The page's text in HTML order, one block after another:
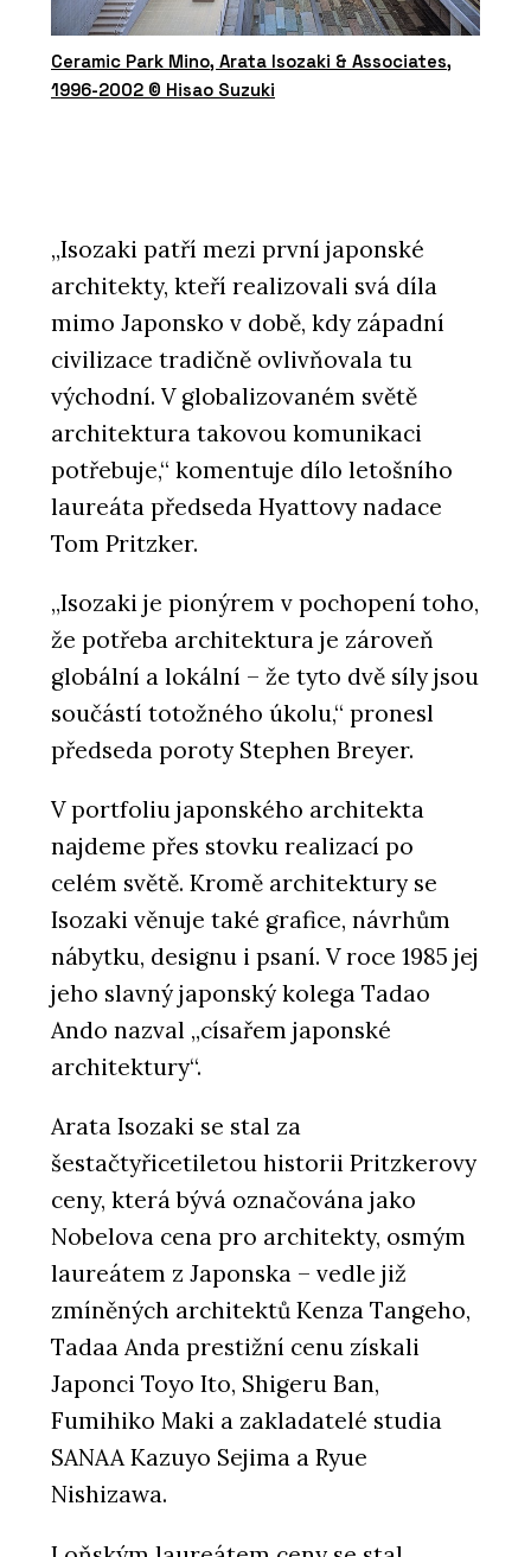
Ceramic Park Mino, Arata Isozaki & Associates,
1996-2002 © Hisao Suzuki
„Isozaki patří mezi první japonské
architekty, kteří realizovali svá díla
mimo Japonsko v době, kdy západní
civilizace tradičně ovlivňovala tu
východní. V globalizovaném světě
architektura takovou komunikaci
potřebuje,“ komentuje dílo letošního
laureáta předseda Hyattovy nadace
Tom Pritzker.
„Isozaki je pionýrem v pochopení toho,
že potřeba architektura je zároveň
globální a lokální – že tyto dvě síly jsou
součástí totožného úkolu,“ pronesl
předseda poroty Stephen Breyer.
V portfoliu japonského architekta
najdeme přes stovku realizací po
celém světě. Kromě architektury se
Isozaki věnuje také grafice, návrhům
nábytku, designu i psaní. V roce 1985 jej
jeho slavný japonský kolega Tadao
Ando nazval „císařem japonské
architektury“.
Arata Isozaki se stal za
šestačtyřicetiletou historii Pritzkerovy
ceny, která bývá označována jako
Nobelova cena pro architekty, osmým
laureátem z Japonska – vedle již
zmíněných architektů Kenza Tangeho,
Tadaa Anda prestižní cenu získali
Japonci Toyo Ito, Shigeru Ban,
Fumihiko Maki a zakladatelé studia
SANAA Kazuyo Sejima a Ryue
Nishizawa.